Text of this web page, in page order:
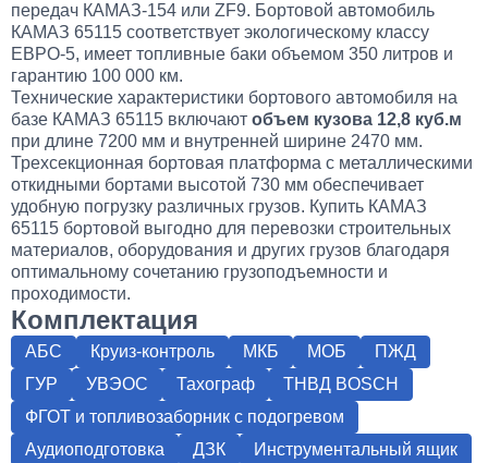
передач КАМАЗ-154 или ZF9. Бортовой автомобиль
КАМАЗ 65115 соответствует экологическому классу
ЕВРО-5, имеет топливные баки объемом 350 литров и
гарантию 100 000 км.
Технические характеристики бортового автомобиля на
базе КАМАЗ 65115 включают объем кузова 12,8 куб.м
при длине 7200 мм и внутренней ширине 2470 мм.
Трехсекционная бортовая платформа с металлическими
откидными бортами высотой 730 мм обеспечивает
удобную погрузку различных грузов. Купить КАМАЗ
65115 бортовой выгодно для перевозки строительных
материалов, оборудования и других грузов благодаря
оптимальному сочетанию грузоподъемности и
проходимости.
Комплектация
АБС Круиз-контроль МКБ МОБ
ПЖД
ГУР
УВЭОС Тахограф
ТНВД BOSCH
ФГОТ и топливозаборник с подогревом
Аудиоподготовка
ДЗК
Инструментальный ящик